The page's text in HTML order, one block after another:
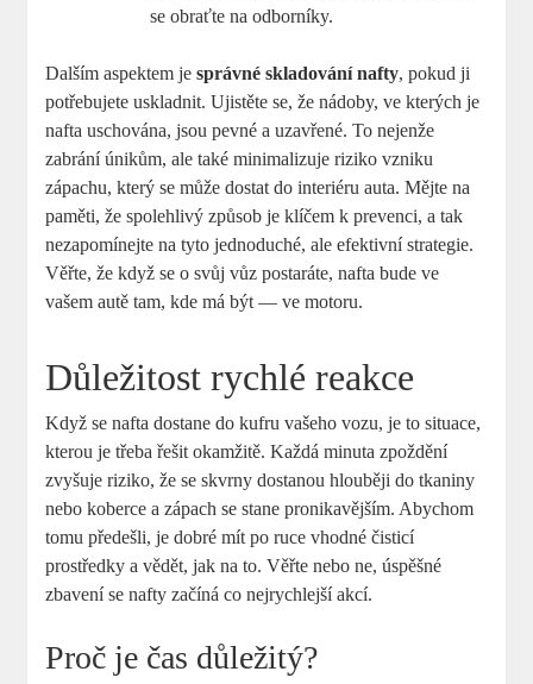
se obraťte na odborníky.
Dalším aspektem jesprávné skladování nafty, pokud ji
potřebujete uskladnit. Ujistěte se, že nádoby, ve kterých je
nafta uschována, jsou pevné a uzavřené. To nejenže
zabrání únikům, ale také minimalizuje riziko vzniku
zápachu, který se může dostat do interiéru auta. Mějte na
paměti, že spolehlivý způsob je klíčem k prevenci, a tak
nezapomínejte na tyto jednoduché, ale efektivní strategie.
Věřte, že když se o svůj vůz postaráte, nafta bude ve
vašem autě tam, kde má být — ve motoru.
Důležitost rychlé reakce
Když se nafta dostane do kufru vašeho vozu, je to situace,
kterou je třeba řešit okamžitě. Každá minuta zpoždění
zvyšuje riziko, že se skvrny dostanou hlouběji do tkaniny
nebo koberce a zápach se stane pronikavějším. Abychom
tomu předešli, je dobré mít po ruce vhodné čisticí
prostředky a vědět, jak na to. Věřte nebo ne, úspěšné
zbavení se nafty začíná co nejrychlejší akcí.
Proč je čas důležitý?